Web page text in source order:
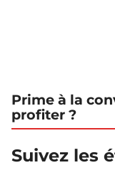
Prime à la
profiter ?
Suivez les